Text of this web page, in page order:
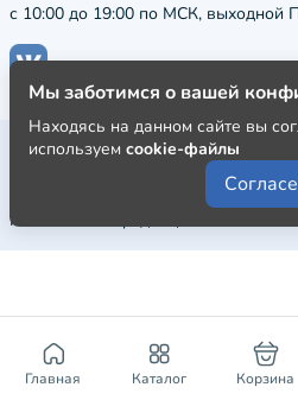
Главная Каталог Корзина
с 10:00 до 19:00 по МСК, выходной
Публичная оферта
Пользовательское соглашение
Политика конфиденциальности
Мы заботимся о вашей
Находясь на данном сайте вы
используем cookie-файлы